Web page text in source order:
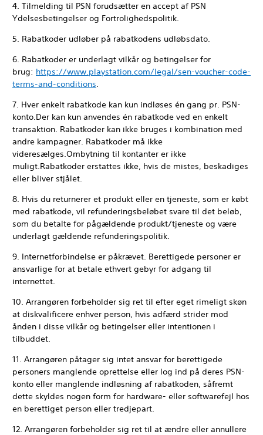
4. Tilmelding til PSN forudsætter en accept af PSN
Ydelsesbetingelser og Fortrolighedspolitik.
5. Rabatkoder udløber på rabatkodens udløbsdato.
6. Rabatkoder er underlagt vilkår og betingelser for
brug: https://www.playstation.com/legal/sen-voucher-code-
terms-and-conditions.
7. Hver enkelt rabatkode kan kun indløses én gang pr. PSN-
konto.Der kan kun anvendes én rabatkode ved en enkelt
transaktion. Rabatkoder kan ikke bruges i kombination med
andre kampagner. Rabatkoder må ikke
videresælges.Ombytning til kontanter er ikke
muligt.Rabatkoder erstattes ikke, hvis de mistes, beskadiges
eller bliver stjålet.
8. Hvis du returnerer et produkt eller en tjeneste, som er købt
med rabatkode, vil refunderingsbeløbet svare til det beløb,
som du betalte for pågældende produkt/tjeneste og være
underlagt gældende refunderingspolitik.
9. Internetforbindelse er påkrævet. Berettigede personer er
ansvarlige for at betale ethvert gebyr for adgang til
internettet.
10. Arrangøren forbeholder sig ret til efter eget rimeligt skøn
at diskvalificere enhver person, hvis adfærd strider mod
ånden i disse vilkår og betingelser eller intentionen i
tilbuddet.
11. Arrangøren påtager sig intet ansvar for berettigede
personers manglende oprettelse eller log ind på deres PSN-
konto eller manglende indløsning af rabatkoden, såfremt
dette skyldes nogen form for hardware- eller softwarefejl hos
en berettiget person eller tredjepart.
12. Arrangøren forbeholder sig ret til at ændre eller annullere